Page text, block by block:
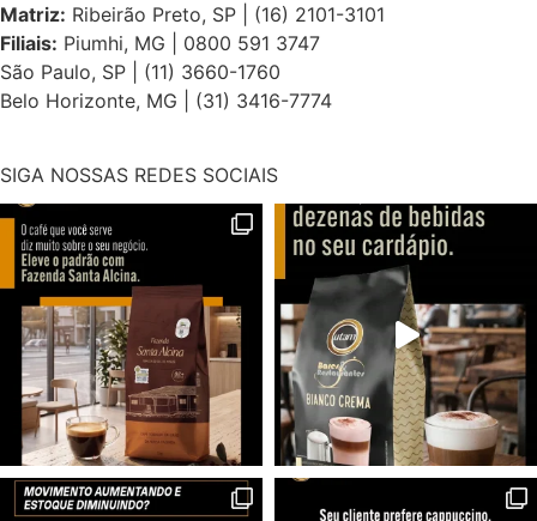
Matriz: Ribeirão Preto, SP | (16) 2101-3101
Filiais: Piumhi, MG | 0800 591 3747
São Paulo, SP | (11) 3660-1760
Belo Horizonte, MG | (31) 3416-7774
SIGA NOSSAS REDES SOCIAIS